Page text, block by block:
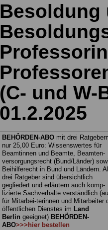
Besoldung
(C- und W-
01.2.2025
BEHÖRDEN-ABO mit drei
nur 25,00 Euro: Wissenswertes für
Beamtinnen und Beamte, Beamten-
versorgungsrecht (Bund/Länder)
Beihilferecht in Bund und Ländern.
drei Ratgeber sind übersichtlich
gegliedert und erläutern auch komp-
lizierte Sachverhalte verständlich
für Mitarbei-terinnen und Mitarbeiter
öffentlichen Dienstes im Land
Berlin geeignet) BEHÖRDEN-
ABO>>>hier bestellen